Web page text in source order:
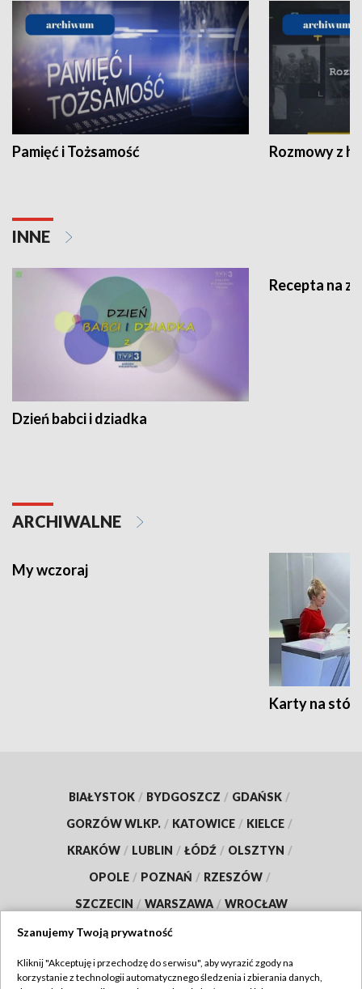
Pamięć i Tożsamość Rozmowy z
INNE
Dzień babci i dziadka
Recepta na
ARCHIWALNE
My wczoraj
Karty na
BIAŁYSTOK / BYDGOSZCZ / GDAŃSK /
GORZÓW WLKP. / KATOWICE / KIELCE /
KRAKÓW / LUBLIN / ŁÓDŹ / OLSZTYN /
OPOLE / POZNAŃ / RZESZÓW /
SZCZECIN / WARSZAWA / WROCŁAW
Dołącz do nas:
Szanujemy Twoją prywatność
Kliknij "Akceptuję i przechodzę do serwisu", aby wyrazić zgody na
korzystanie z technologii automatycznego śledzenia i zbierania danych,